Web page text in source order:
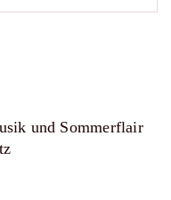
und Sommerflair